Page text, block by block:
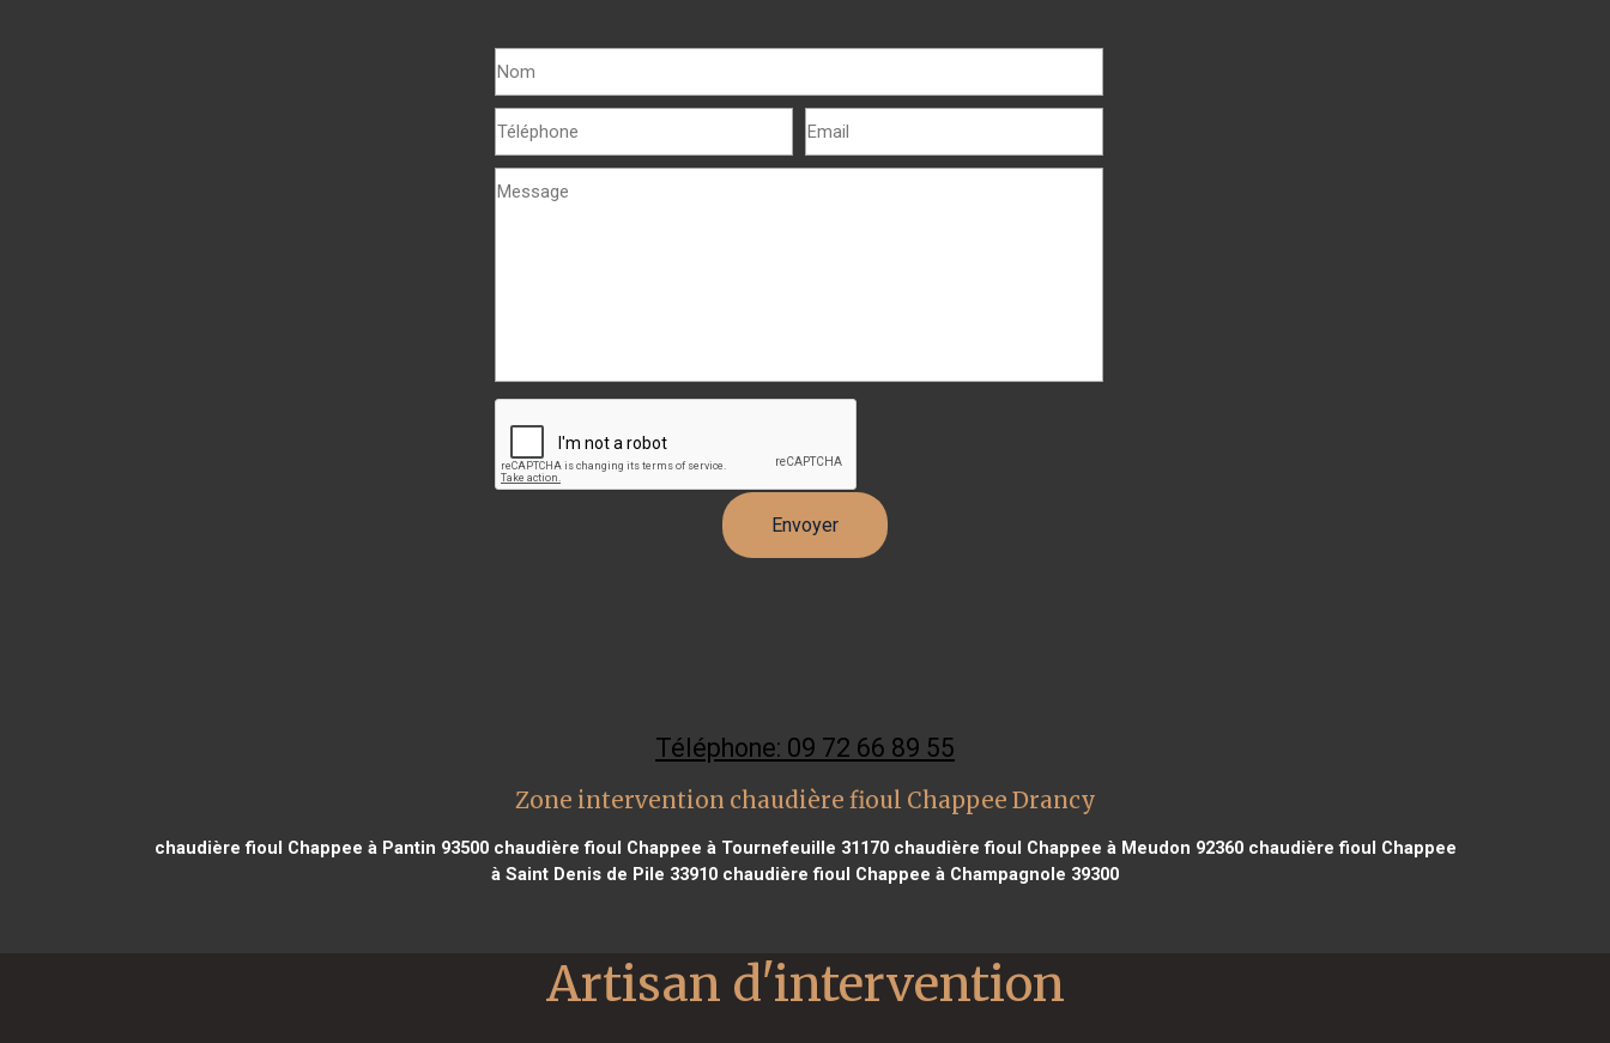
Téléphone: 09 72 66 89 55
Zone intervention chaudière fioul Chappee Drancy
chaudière fioul Chappee à Pantin 93500chaudière fioul Chappee à Tournefeuille 31170chaudière fioul Chappee à Meudon 92360chaudière fioul Chappee
à Saint Denis de Pile 33910 chaudière fioul Chappee à Champagnole 39300
Artisan d'intervention